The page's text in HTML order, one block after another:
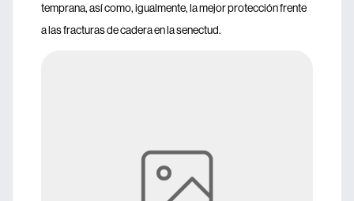
temprana, así como, igualmente, la mejor protección frente
a las fracturas de cadera en la senectud.